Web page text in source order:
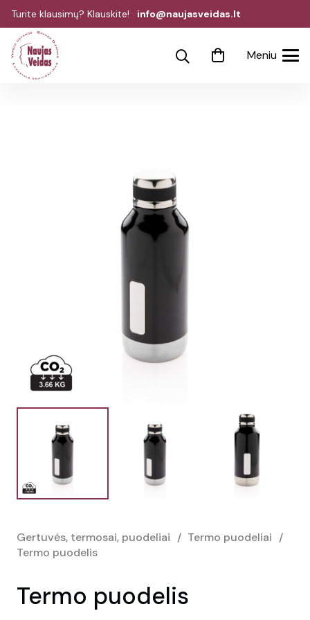
Turite klausimų? Klauskite! info@naujasveidas.lt
Meniu
Gertuvės, termosai, puodeliai / Termo puodeliai /
Termo puodelis
Termo puodelis